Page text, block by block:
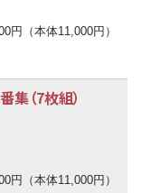
円（本体11,000円）
（7枚組）
円（本体11,000円）